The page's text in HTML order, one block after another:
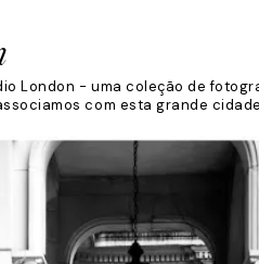
London - uma coleção de
com esta grande